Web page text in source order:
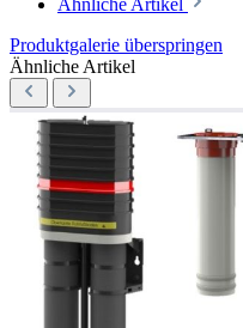
Ähnliche Artikel
Produktgalerie überspringen
Ähnliche Artikel